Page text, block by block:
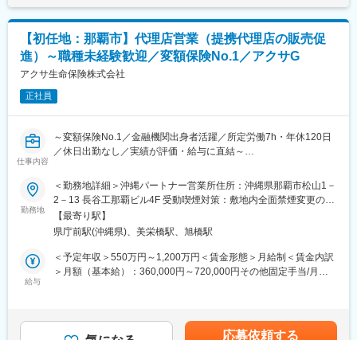
中途新卒比率及び男女比率は限りなく5:5に近く、社歴や男女関わ
らず誰にでもチャンスがあります。
■働き方
社員一人一人を大切にする会社で、在宅勤務やフレックス制度、
転勤手当や社宅補助などの働き方や福利厚生が充実しています。
変更の範囲：本文参照
9時：朝礼、チーム内での事例共有など
10時：販売戦略ミーティング
11時：代理店との商談（1）
12時：ランチ
13時：データ分析、提案資料の作成
15時：代理店との商談（2）
17時：帰社、事務作業、翌日の準備
18時：退社
■研修制度
入社後は全体研修後、支店にて先輩社員のOJTのもとキャッチア
まずは先輩社員の商談への同行や、資料作成のサポートからお任
せします。
■評価制度
評価は「業績貢献評価」と「行動評価」に分かれています。
「行動評価」は給与改定に反映されます。
賞与は年に3回あり、6月、12月賞与は固定ですが、3月の短期業
ジョブポスティング制度や自己申告制度など一人一人が主体的に
性があります。月給(月額)は固定手当を含めた表記です。
【初任地：那覇市】代理店営業（提携代理店の販売促
進）～職種未経験歓迎／変額保険No.1／アクサG
アクサ生命保険株式会社
正社員
仕事内容
～変額保険No.1／金融機関出身者活躍／所定労働7h・年休120日
／休日出勤なし／実績が評価・給与に直結～
【変額保険No.1】商品力で代理店から選ばれる
【希望勤務地制度】初任地確約＋希望エリアで3年勤務保証
【多様なキャリアパス】マネジメントへの道はもちろん、公募制
度で他部署へのチャレンジも可能
■業務内容
当社との委託契約を締結した生命保険募集代理店（生命保険代理
（1）代理店に対する販売促進のためのコンサルティング営業
（2）募集人に対する教育・研修等販売フォローの実施
勤務地
＜勤務地詳細＞沖縄パートナー営業所住所：沖縄県那覇市松山1－
2－13 長谷工那覇ビル4F 受動喫煙対策：敷地内全面禁煙変更の範
囲：会社の定める事業所（リモートワーク含む）
【最寄り駅】
県庁前駅(沖縄県)、美栄橋駅、旭橋駅
給与
＜予定年収＞550万円～1,200万円＜賃金形態＞月給制＜賃金内訳
＞月額（基本給）：360,000円～720,000円その他固定手当/月：
営業手当、賞与を含めた目安年収額は以下の通りです⇒S1グレー
応募依頼する